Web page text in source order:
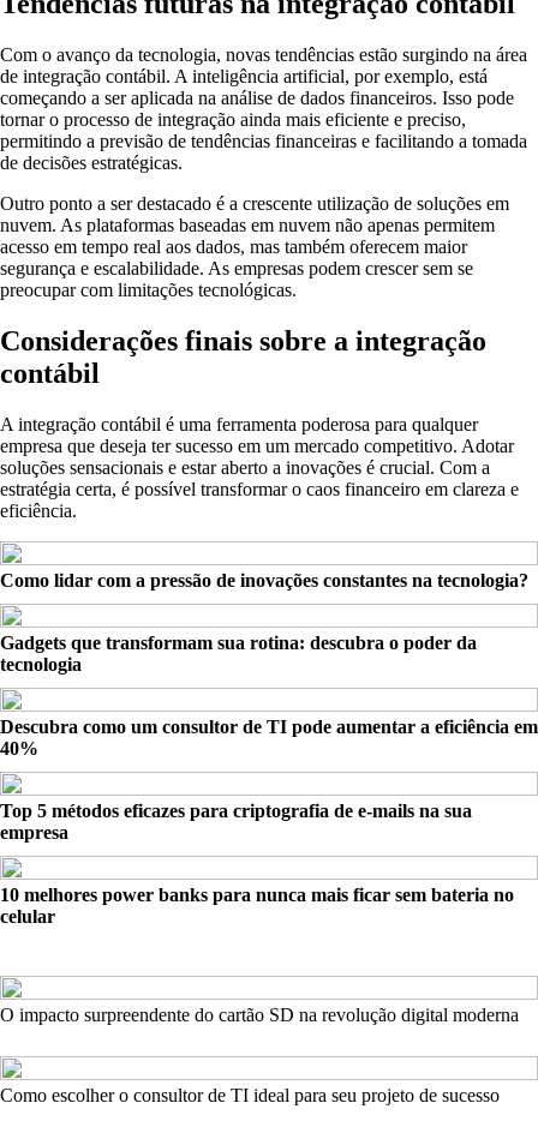
Com o avanço da tecnologia, novas tendências estão surgindo na área
de integração contábil. A inteligência artificial, por exemplo, está
começando a ser aplicada na análise de dados financeiros. Isso pode
tornar o processo de integração ainda mais eficiente e preciso,
permitindo a previsão de tendências financeiras e facilitando a tomada
de decisões estratégicas.
Outro ponto a ser destacado é a crescente utilização de soluções em
nuvem. As plataformas baseadas em nuvem não apenas permitem
acesso em tempo real aos dados, mas também oferecem maior
segurança e escalabilidade. As empresas podem crescer sem se
preocupar com limitações tecnológicas.
Considerações finais sobre a integração
contábil
A integração contábil é uma ferramenta poderosa para qualquer
empresa que deseja ter sucesso em um mercado competitivo. Adotar
soluções sensacionais e estar aberto a inovações é crucial. Com a
estratégia certa, é possível transformar o caos financeiro em clareza e
eficiência.
Como lidar com a pressão de inovações constantes na tecnologia?
Gadgets que transformam sua rotina: descubra o poder da
tecnologia
Descubra como um consultor de TI pode aumentar a eficiência em
40%
Top 5 métodos eficazes para criptografia de e-mails na sua
empresa
10 melhores power banks para nunca mais ficar sem bateria no
celular
O impacto surpreendente do cartão SD na revolução digital moderna
Como escolher o consultor de TI ideal para seu projeto de sucesso